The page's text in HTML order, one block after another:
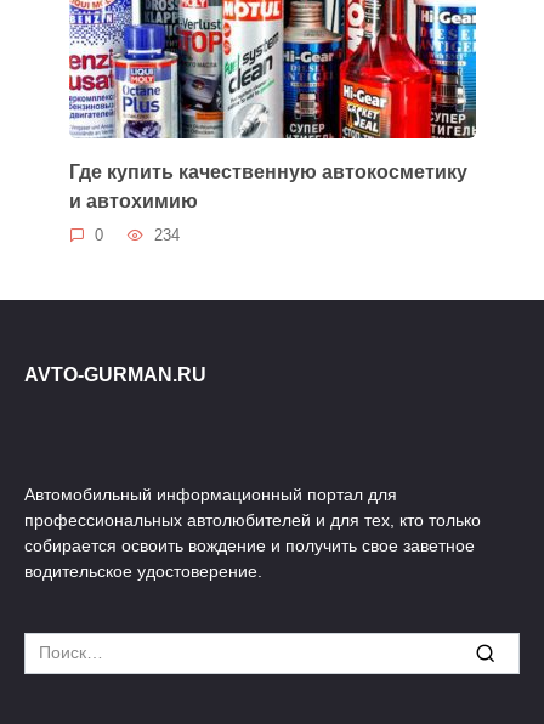
Где купить качественную автокосметику
и автохимию
0 234
AVTO-GURMAN.RU
Автомобильный информационный портал для
профессиональных автолюбителей и для тех, кто только
собирается освоить вождение и получить свое заветное
водительское удостоверение.
Search
for: